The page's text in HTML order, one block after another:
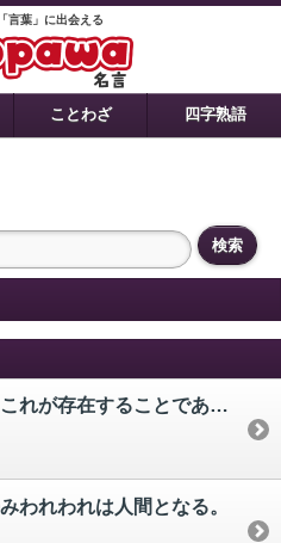
言葉」に出会える
ことわざ 四字熟語
検索
行為すること、これが存在することである。
われわれは人間となる。